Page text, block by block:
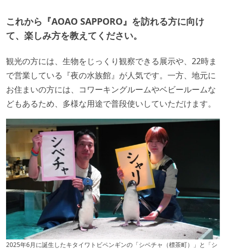
これから『AOAO SAPPORO』を訪れる方に向け
て、楽しみ方を教えてください。
観光の方には、生物をじっくり観察できる展示や、22時ま
で営業している『夜の水族館』が人気です。一方、地元に
お住まいの方には、コワーキングルームやベビールームな
どもあるため、多様な用途で普段使いしていただけます。
2025年6月に誕生したキタイワトビペンギンの「シベチャ（標茶町）」と「シ